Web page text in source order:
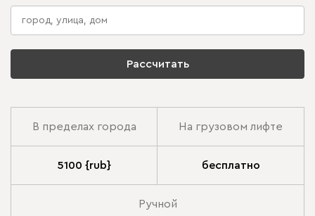
Рассчитать
В пределах города На грузовом лифте
5100 {rub} бесплатно
Ручной